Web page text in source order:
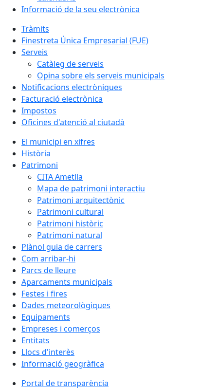
Informació de la seu electrònica
Tràmits
Finestreta Única Empresarial (FUE)
Serveis
Catàleg de serveis
Opina sobre els serveis municipals
Notificacions electròniques
Facturació electrònica
Impostos
Oficines d'atenció al ciutadà
El municipi en xifres
Història
Patrimoni
CITA Ametlla
Mapa de patrimoni interactiu
Patrimoni arquitectònic
Patrimoni cultural
Patrimoni històric
Patrimoni natural
Plànol guia de carrers
Com arribar-hi
Parcs de lleure
Aparcaments municipals
Festes i fires
Dades meteorològiques
Equipaments
Empreses i comerços
Entitats
Llocs d'interès
Informació geogràfica
Portal de transparència